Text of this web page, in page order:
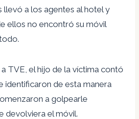
llevó a los agentes al hotel y
ellos no encontró su móvil
TVE, el hijo de la víctima contó
identificaron de esta manera
a golpearle
devolviera el móvil.